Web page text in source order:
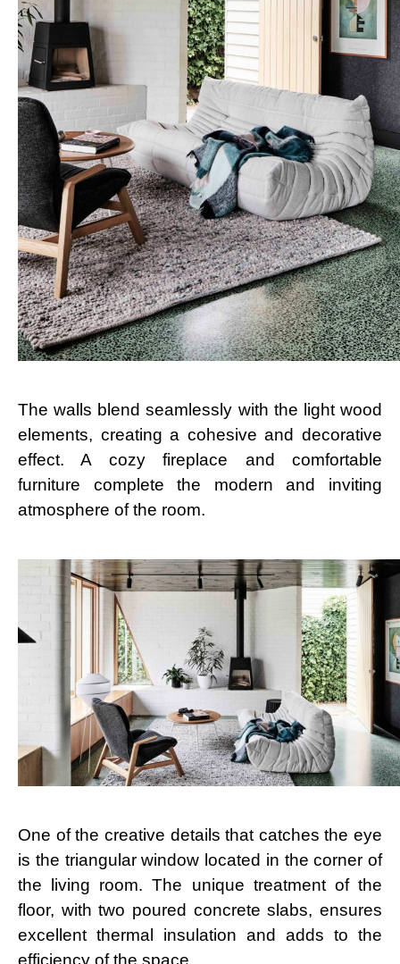
The walls blend seamlessly with the light wood
elements, creating a cohesive and decorative
effect. A cozy fireplace and comfortable
furniture complete the modern and inviting
atmosphere of the room.
One of the creative details that catches the eye
is the triangular window located in the corner of
the living room. The unique treatment of the
floor, with two poured concrete slabs, ensures
excellent thermal insulation and adds to the
efficiency of the space.